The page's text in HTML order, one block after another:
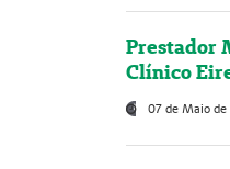
Prestador
Clínico
07 de Maio de